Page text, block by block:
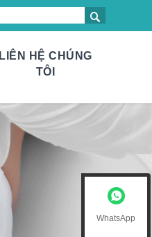

LIÊN HỆ CHÚNG
TÔI
WhatsApp